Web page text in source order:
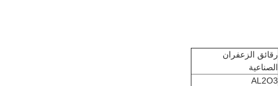
رقائق الزعفران
الصناعية
AL2O3